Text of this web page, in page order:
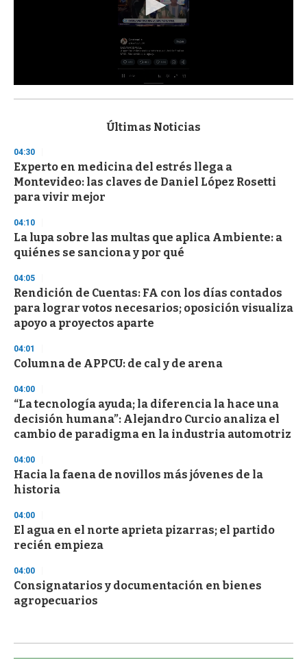
s
d
s
o
f
3
s
e
c
o
d
s
Últimas Noticias
04:30
Experto en medicina del estrés llega a
Montevideo: las claves de Daniel López Rosetti
para vivir mejor
04:10
La lupa sobre las multas que aplica Ambiente: a
quiénes se sanciona y por qué
04:05
Rendición de Cuentas: FA con los días contados
para lograr votos necesarios; oposición visualiza
apoyo a proyectos aparte
04:01
Columna de APPCU: de cal y de arena
04:00
“La tecnología ayuda; la diferencia la hace una
decisión humana”: Alejandro Curcio analiza el
cambio de paradigma en la industria automotriz
04:00
Hacia la faena de novillos más jóvenes de la
historia
04:00
El agua en el norte aprieta pizarras; el partido
recién empieza
04:00
Consignatarios y documentación en bienes
agropecuarios